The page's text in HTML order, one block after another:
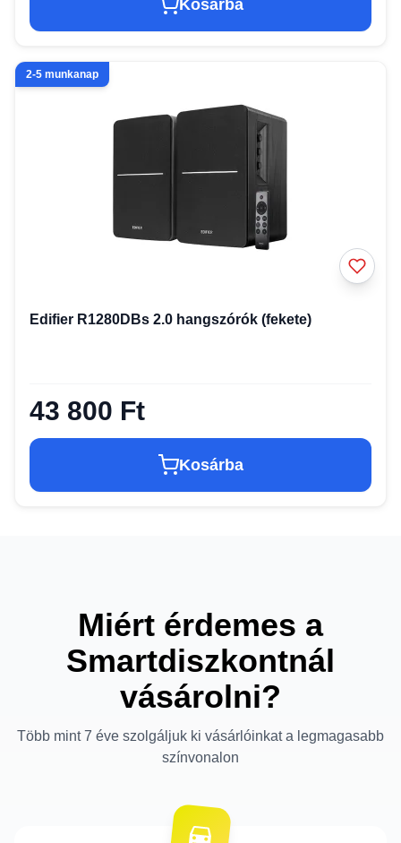
Kosárba
2-5 munkanap
Edifier R1280DBs 2.0 hangszórók (fekete)
43 800 Ft
Kosárba
Miért érdemes a
Smartdiszkontnál
vásárolni?
Több mint 7 éve szolgáljuk ki vásárlóinkat a legmagasabb
színvonalon